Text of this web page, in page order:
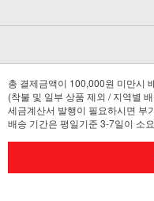
총 결제금액이 100,000원 미만시
(착불 및 일부 상품 제외 / 지역별
세금계산서 발행이 필요하시면 부
배송 기간은 평일기준 3-7일이 소